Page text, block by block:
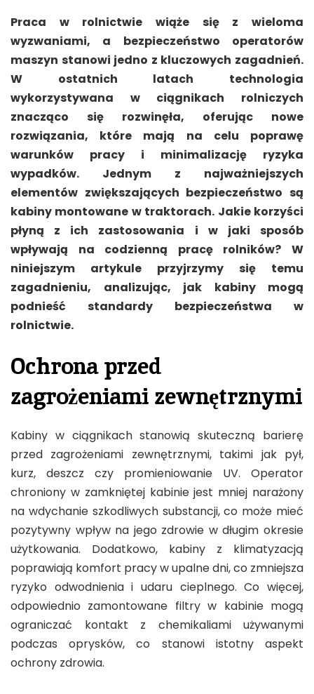
Praca w rolnictwie wiąże się z wieloma
wyzwaniami, a bezpieczeństwo operatorów
maszyn stanowi jedno z kluczowych zagadnień.
W ostatnich latach technologia
wykorzystywana w ciągnikach rolniczych
znacząco się rozwinęła, oferując nowe
rozwiązania, które mają na celu poprawę
warunków pracy i minimalizację ryzyka
wypadków. Jednym z najważniejszych
elementów zwiększających bezpieczeństwo są
kabiny montowane w traktorach. Jakie korzyści
płyną z ich zastosowania i w jaki sposób
wpływają na codzienną pracę rolników? W
niniejszym artykule przyjrzymy się temu
zagadnieniu, analizując, jak kabiny mogą
podnieść standardy bezpieczeństwa w
rolnictwie.
Ochrona przed
zagrożeniami zewnętrznymi
Kabiny w ciągnikach stanowią skuteczną barierę
przed zagrożeniami zewnętrznymi, takimi jak pył,
kurz, deszcz czy promieniowanie UV. Operator
chroniony w zamkniętej kabinie jest mniej narażony
na wdychanie szkodliwych substancji, co może mieć
pozytywny wpływ na jego zdrowie w długim okresie
użytkowania. Dodatkowo, kabiny z klimatyzacją
poprawiają komfort pracy w upalne dni, co zmniejsza
ryzyko odwodnienia i udaru cieplnego. Co więcej,
odpowiednio zamontowane filtry w kabinie mogą
ograniczać kontakt z chemikaliami używanymi
podczas oprysków, co stanowi istotny aspekt
ochrony zdrowia.